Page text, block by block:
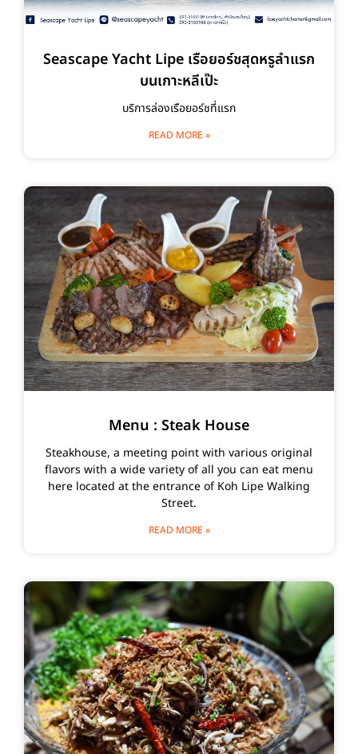
Seascape Yacht Lipe เรือยอร์ชสุดหรูลำแรก
บนเกาะหลีเป๊ะ
บริการล่องเรือยอร์ชที่แรก
READ MORE »
Menu : Steak House
Steakhouse, a meeting point with various original
flavors with a wide variety of all you can eat menu
here located at the entrance of Koh Lipe Walking
Street.
READ MORE »